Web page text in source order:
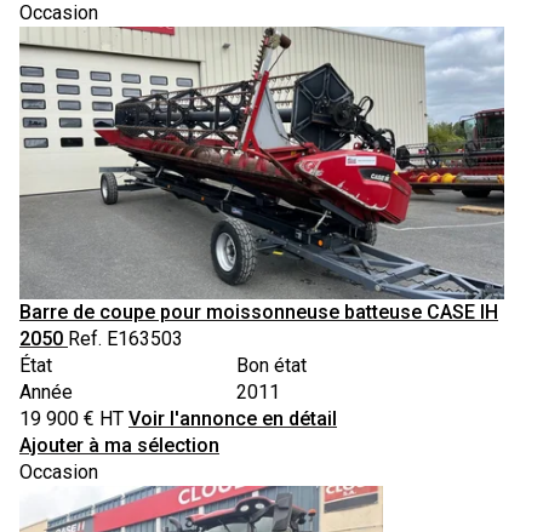
Occasion
Barre de coupe pour moissonneuse batteuse CASE IH
2050 Ref. E163503
État
Bon état
Année
2011
19 900 € HT Voir l'annonce en détail
Ajouter à ma sélection
Occasion